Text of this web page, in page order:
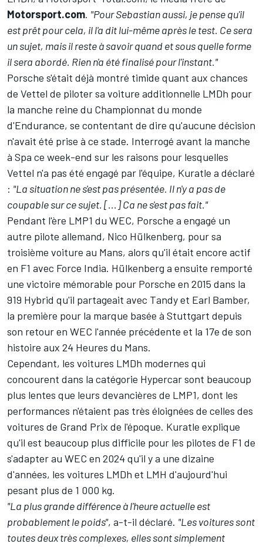
Motorsport.com. "Pour Sebastian aussi, je pense qu'il
est prêt pour cela, il l'a dit lui-même après le test. Ce sera
un sujet, mais il reste à savoir quand et sous quelle forme
il sera abordé. Rien n'a été finalisé pour l'instant."
Porsche s'était déjà montré timide quant aux chances
de Vettel de piloter sa voiture additionnelle LMDh pour
la manche reine du Championnat du monde
d'Endurance, se contentant de dire qu'aucune décision
n'avait été prise à ce stade. Interrogé avant la manche
à Spa ce week-end sur les raisons pour lesquelles
Vettel n'a pas été engagé par l'équipe, Kuratle a déclaré
: "La situation ne s'est pas présentée. Il n'y a pas de
coupable sur ce sujet. [...] Ca ne s'est pas fait."
Pendant l'ère LMP1 du WEC, Porsche a engagé un
autre pilote allemand, Nico Hülkenberg, pour sa
troisième voiture au Mans, alors qu'il était encore actif
en F1 avec Force India. Hülkenberg a ensuite remporté
une victoire mémorable pour Porsche en 2015 dans la
919 Hybrid qu'il partageait avec Tandy et Earl Bamber,
la première pour la marque basée à Stuttgart depuis
son retour en WEC l'année précédente et la 17e de son
histoire aux 24 Heures du Mans.
Cependant, les voitures LMDh modernes qui
concourent dans la catégorie Hypercar sont beaucoup
plus lentes que leurs devancières de LMP1, dont les
performances n'étaient pas très éloignées de celles des
voitures de Grand Prix de l'époque. Kuratle explique
qu'il est beaucoup plus difficile pour les pilotes de F1 de
s'adapter au WEC en 2024 qu'il y a une dizaine
d'années, les voitures LMDh et LMH d'aujourd'hui
pesant plus de 1 000 kg.
"La plus grande différence à l'heure actuelle est
probablement le poids", a-t-il déclaré. "Les voitures sont
toutes deux très complexes, elles sont simplement